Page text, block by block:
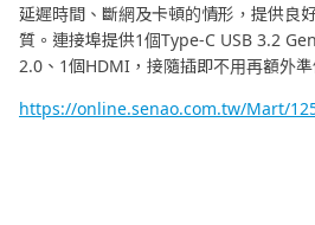
延遲時間、斷網及卡頓的情形，提供良
質。連接埠提供1個Type-C USB 3.2
2.0、1個HDMI，接隨插即不用再額外準
https://online.senao.com.tw/Mart/